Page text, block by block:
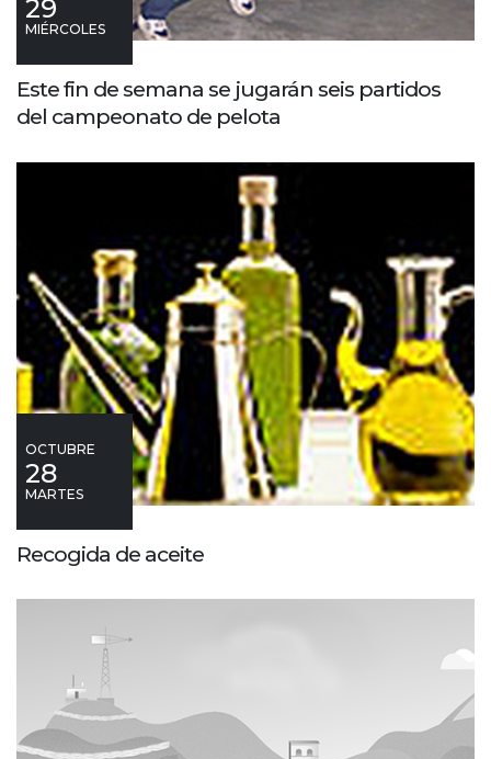
29
MIÉRCOLES
Este fin de semana se jugarán seis partidos
del campeonato de pelota
OCTUBRE
28
MARTES
Recogida de aceite